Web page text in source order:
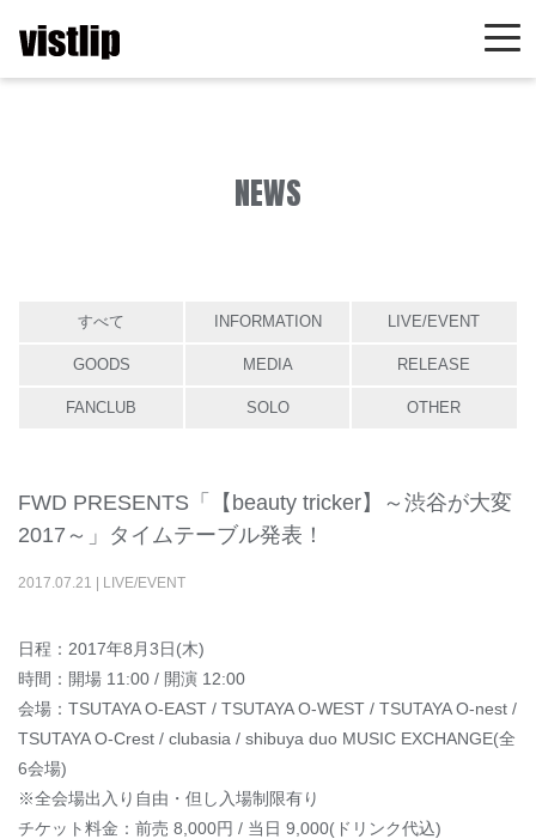
NEWS
すべて INFORMATION LIVE/EVENT
GOODS MEDIA RELEASE
FANCLUB SOLO OTHER
FWD PRESENTS「【beauty tricker】～渋谷が大変
2017～」タイムテーブル発表！
2017.07.21 LIVE/EVENT
日程：2017年8月3日(木)
時間：開場 11:00 / 開演 12:00
会場：TSUTAYA O-EAST / TSUTAYA O-WEST / TSUTAYA O-nest /
TSUTAYA O-Crest / clubasia / shibuya duo MUSIC EXCHANGE(全
6会場)
※全会場出入り自由・但し入場制限有り
チケット料金：前売 8,000円 / 当日 9,000(ドリンク代込)